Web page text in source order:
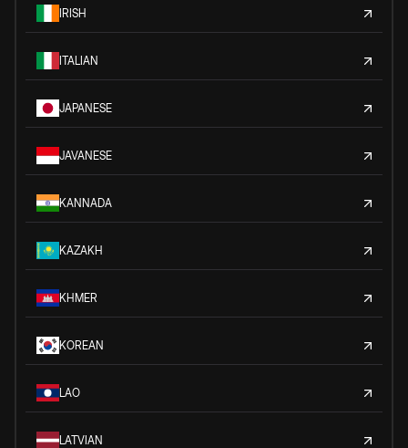
IRISH
ITALIAN
JAPANESE
JAVANESE
KANNADA
KAZAKH
KHMER
KOREAN
LAO
LATVIAN